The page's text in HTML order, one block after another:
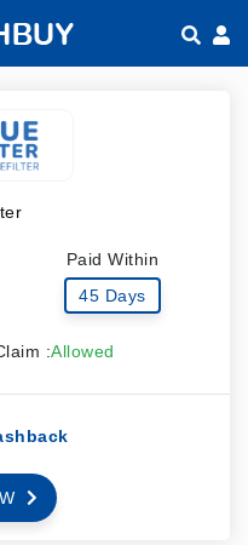
Paid Within
45 Days
:Allowed